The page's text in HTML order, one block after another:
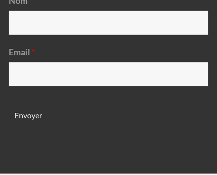
Email *